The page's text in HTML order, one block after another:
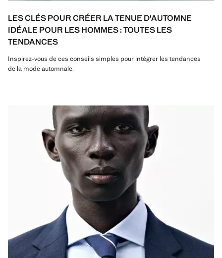
LES CLÉS POUR CRÉER LA TENUE D'AUTOMNE
IDÉALE POUR LES HOMMES : TOUTES LES
TENDANCES
Inspirez-vous de ces conseils simples pour intégrer les tendances
de la mode automnale.